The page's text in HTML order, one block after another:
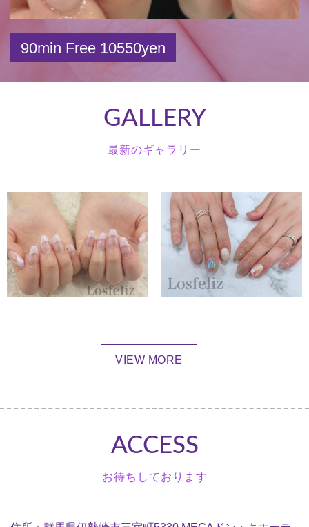
90min Free 10550yen
GALLERY
最新のギャラリー
VIEW MORE
ACCESS
お待ちしております